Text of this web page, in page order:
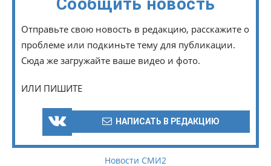
Отправьте свою новость в редакцию, расскажите о
проблеме или подкиньте тему для публикации.
Сюда же загружайте ваше видео и фото.
ИЛИ ПИШИТЕ
НАПИСАТЬ В РЕДАКЦИЮ
Новости СМИ2